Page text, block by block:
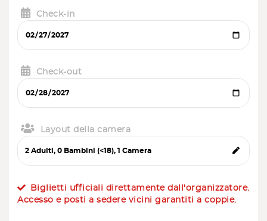
Check-in
Check-out
Layout della camera
Biglietti ufficiali direttamente dall'organizzatore.
Accesso e posti a sedere vicini garantiti a coppie.